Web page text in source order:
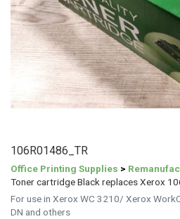
106R01486_TR
Office Printing Supplies >
Toner cartridge Black replaces Xerox
For use in Xerox WC 3210/ Xerox
DN and others